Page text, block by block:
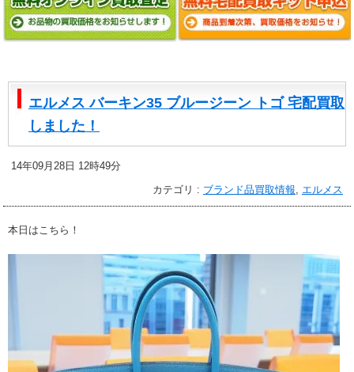
エルメス バーキン35 ブルージーン トゴ 宅配買取
しました！
14年09月28日 12時49分
カテゴリ : ブランド品買取情報, エルメス
本日はこちら！